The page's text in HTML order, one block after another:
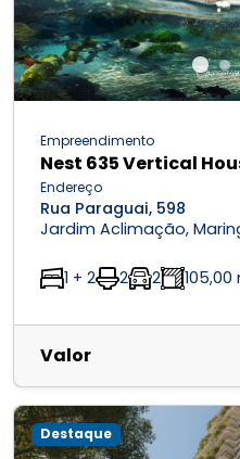
Empreendimento
Nest 635 Vertical
Endereço
Rua Paraguai, 598
Jardim Aclimação,
1 + 2 2 2 105,00
Valor
Destaque